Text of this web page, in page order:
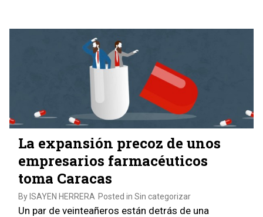
La expansión precoz de unos
empresarios farmacéuticos
toma Caracas
By ISAYEN HERRERA Posted in Sin categorizar
Un par de veinteañeros están detrás de una